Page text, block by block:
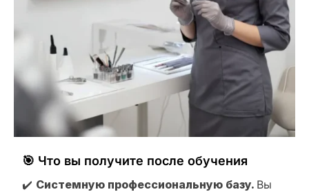
🎯 Что вы получите после обучения
✔️ Системную профессиональную базу. Вы